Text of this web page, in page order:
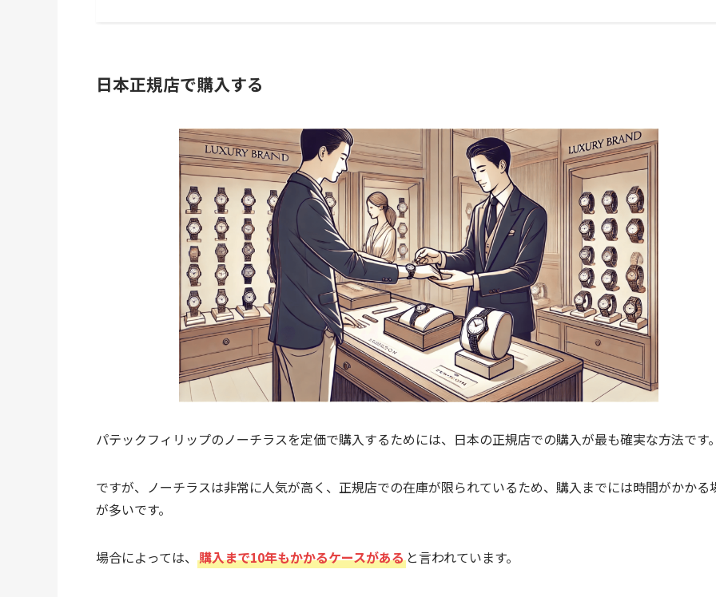
日本正規店で購入する
パテックフィリップのノーチラスを定価で購入するためには、日本の正規店での購入が最も確実な方法です
ですが、ノーチラスは非常に人気が高く、正規店での在庫が限られているため、購入までには時間がかかる
が多いです。
場合によっては、 購入まで10年もかかるケースがある と言われています。